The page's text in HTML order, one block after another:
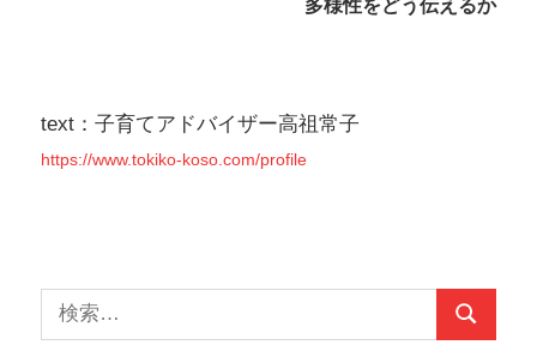
ー
ン
text：子育てアドバイザー高祖常子
https://www.tokiko-koso.com/profile
検
索:
検